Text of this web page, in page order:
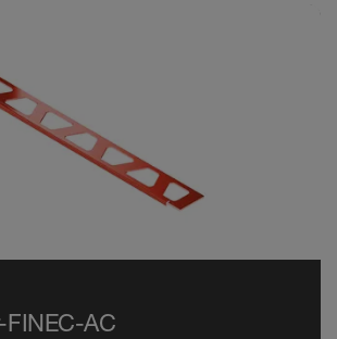
FINEC-AC